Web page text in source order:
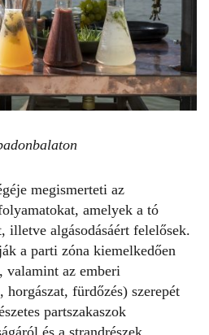
megismerteti az
amelyek a tó
illetve algásodásáért felelősek.
a parti zóna kiemelkedően
valamint az emberi
horgászat, fürdőzés) szerepét
partszakaszok